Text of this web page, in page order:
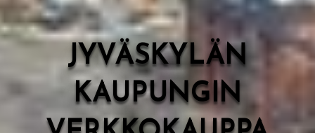
JYVÄSKYLÄN
KAUPUNGIN